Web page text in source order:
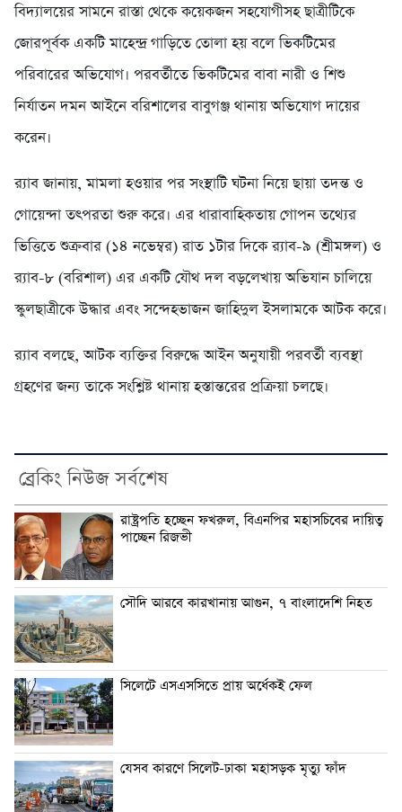
বিদ্যালয়ের সামনে রাস্তা থেকে কয়েকজন সহযোগীসহ ছাত্রীটিকে
জোরপূর্বক একটি মাহেন্দ্র গাড়িতে তোলা হয় বলে ভিকটিমের
পরিবারের অভিযোগ। পরবর্তীতে ভিকটিমের বাবা নারী ও শিশু
নির্যাতন দমন আইনে বরিশালের বাবুগঞ্জ থানায় অভিযোগ দায়ের
করেন।
র‌্যাব জানায়, মামলা হওয়ার পর সংস্থাটি ঘটনা নিয়ে ছায়া তদন্ত ও
গোয়েন্দা তৎপরতা শুরু করে। এর ধারাবাহিকতায় গোপন তথ্যের
ভিত্তিতে শুক্রবার (১৪ নভেম্বর) রাত ১টার দিকে র‌্যাব-৯ (শ্রীমঙ্গল) ও
র‌্যাব-৮ (বরিশাল) এর একটি যৌথ দল বড়লেখায় অভিযান চালিয়ে
স্কুলছাত্রীকে উদ্ধার এবং সন্দেহভাজন জাহিদুল ইসলামকে আটক করে।
র‌্যাব বলছে, আটক ব্যক্তির বিরুদ্ধে আইন অনুযায়ী পরবর্তী ব্যবস্থা
গ্রহণের জন্য তাকে সংশ্লিষ্ট থানায় হস্তান্তরের প্রক্রিয়া চলছে।
ব্রেকিং নিউজ সর্বশেষ
রাষ্ট্রপতি হচ্ছেন ফখরুল, বিএনপির মহাসচিবের দায়িত্ব
পাচ্ছেন রিজভী
সৌদি আরবে কারখানায় আগুন, ৭ বাংলাদেশি নিহত
সিলেটে এসএসসিতে প্রায় অর্ধেকই ফেল
যেসব কারণে সিলেট-ঢাকা মহাসড়ক মৃত্যু ফাঁদ